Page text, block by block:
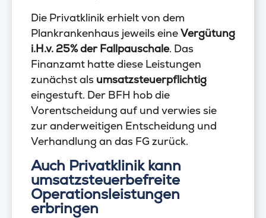
Die Privatklinik erhielt von dem
Plankrankenhaus jeweils eineVergütung
i.H.v. 25% der Fallpauschale. Das
Finanzamt hatte diese Leistungen
zunächst als umsatzsteuerpflichtig
eingestuft. Der BFH hob die
Vorentscheidung auf und verwies sie
zur anderweitigen Entscheidung und
Verhandlung an das FG zurück.
Auch Privatklinik kann
umsatzsteuerbefreite
Operationsleistungen
erbringen